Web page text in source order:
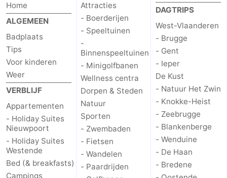
Home
ALGEMEEN
Badplaats
Tips
Voor kinderen
Weer
VERBLIJF
Appartementen
- Holiday Suites
Nieuwpoort
- Holiday Suites
Westende
Bed (& breakfasts)
Campings
Attracties
- Boerderijen
- Speeltuinen
-
Binnenspeeltuinen
- Minigolfbanen
Wellness centra
Dorpen & Steden
Natuur
Sporten
- Zwembaden
- Fietsen
- Wandelen
- Paardrijden
DAGTRIPS
West-Vlaanderen
- Brugge
- Gent
- Ieper
De Kust
- Natuur Het Zwin
- Knokke-Heist
- Zeebrugge
- Blankenberge
- Wenduine
- De Haan
- Bredene